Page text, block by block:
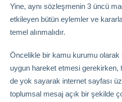
Yine, aynı sözleşmenin 3 üncü
etkileyen bütün eylemler ve
temel alınmalıdır.
Öncelikle bir kamu kurumu olarak
uygun hareket etmesi
de yok sayarak internet sayfası
toplumsal mesaj açık bir şekilde